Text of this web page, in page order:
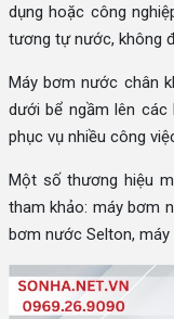
dụng hoặc công
tương tự nước, không
Máy bơm nước chân
dưới bể ngầm lên
phục vụ nhiều công
Một số thương hiệu
tham khảo: máy bơm
bơm nước Selton,